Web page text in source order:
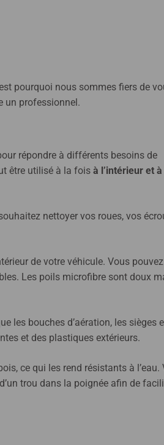
pourquoi nous sommes fiers de
un professionnel.
répondre à différents besoins de
être utilisé à la fois à l’intérieur et à
nettoyer vos roues, vos
de votre véhicule. Vous pouvez
Les poils microfibre sont doux
les bouches d’aération, les sièges
et des plastiques extérieurs.
ce qui les rend résistants à l’eau.
trou dans la poignée afin de